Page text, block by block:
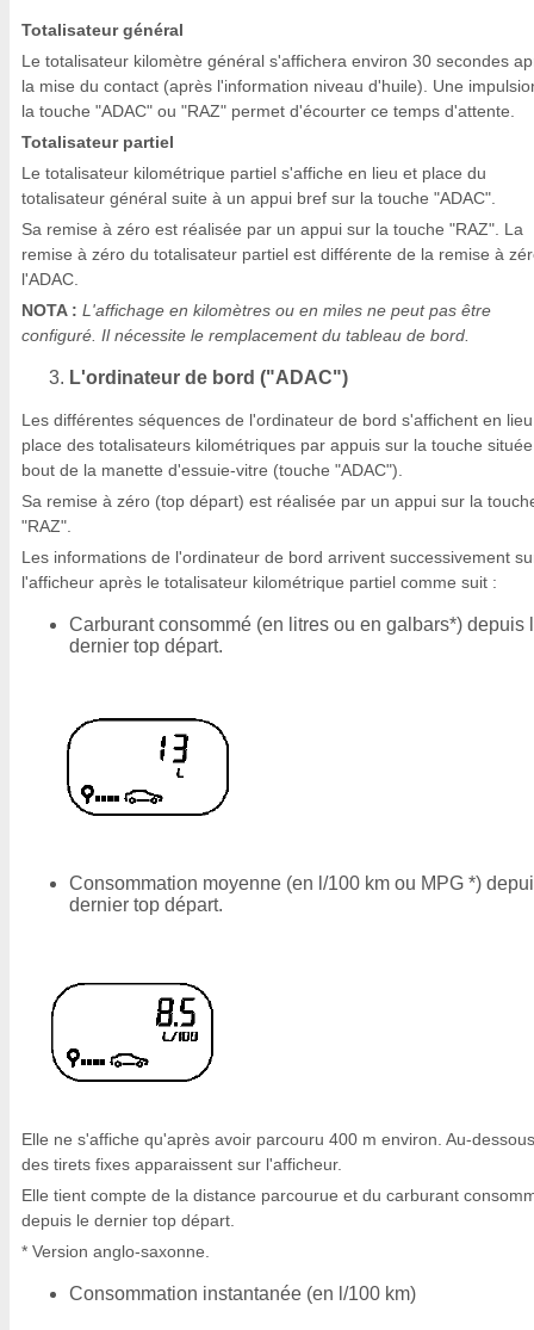
Totalisateur général
Le totalisateur kilomètre général s'affichera environ 30 secondes
la mise du contact (après l'information niveau d'huile). Une
la touche "ADAC" ou "RAZ" permet d'écourter ce temps d'attente.
Totalisateur partiel
Le totalisateur kilométrique partiel s'affiche en lieu et place du
totalisateur général suite à un appui bref sur la touche "ADAC".
Sa remise à zéro est réalisée par un appui sur la touche "RAZ". La
remise à zéro du totalisateur partiel est différente de la remise à
l'ADAC.
NOTA : L'affichage en kilomètres ou en miles ne peut pas être
configuré. Il nécessite le remplacement du tableau de bord.
L'ordinateur de bord ("ADAC")
Les différentes séquences de l'ordinateur de bord s'affichent en
place des totalisateurs kilométriques par appuis sur la touche
bout de la manette d'essuie-vitre (touche "ADAC").
Sa remise à zéro (top départ) est réalisée par un appui sur la
"RAZ".
Les informations de l'ordinateur de bord arrivent successivement
l'afficheur après le totalisateur kilométrique partiel comme suit :
Carburant consommé (en litres ou en galbars*) depuis
dernier top départ.
Consommation moyenne (en l/100 km ou MPG *)
dernier top départ.
Elle ne s'affiche qu'après avoir parcouru 400 m environ. Au-
des tirets fixes apparaissent sur l'afficheur.
Elle tient compte de la distance parcourue et du carburant
depuis le dernier top départ.
* Version anglo-saxonne.
Consommation instantanée (en l/100 km)